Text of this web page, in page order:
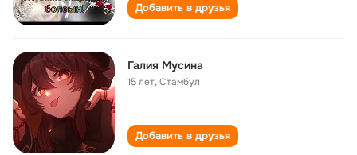
Добавить в друзья
Галия Мусина
15 лет,Стамбул
Добавить в друзья